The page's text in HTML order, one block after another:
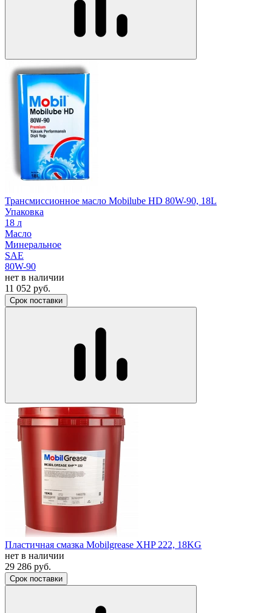
Трансмиссионное масло Mobilube HD 80W-90, 18L
Упаковка
18 л
Масло
Минеральное
SAE
80W-90
нет в наличии
11 052 руб.
Срок поставки
Пластичная смазка Mobilgrease XHP 222, 18KG
нет в наличии
29 286 руб.
Срок поставки